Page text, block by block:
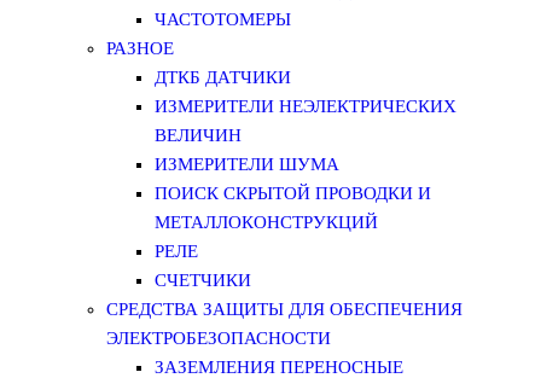
ЧАСТОТОМЕРЫ
РАЗНОЕ
ДТКБ ДАТЧИКИ
ИЗМЕРИТЕЛИ НЕЭЛЕКТРИЧЕСКИХ
ВЕЛИЧИН
ИЗМЕРИТЕЛИ ШУМА
ПОИСК СКРЫТОЙ ПРОВОДКИ И
МЕТАЛЛОКОНСТРУКЦИЙ
РЕЛЕ
СЧЕТЧИКИ
СРЕДСТВА ЗАЩИТЫ ДЛЯ ОБЕСПЕЧЕНИЯ
ЭЛЕКТРОБЕЗОПАСНОСТИ
ЗАЗЕМЛЕНИЯ ПЕРЕНОСНЫЕ